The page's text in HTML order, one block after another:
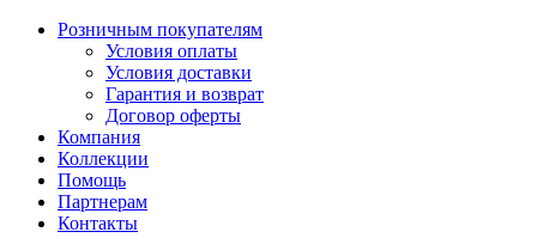
Розничным покупателям
Условия оплаты
Условия доставки
Гарантия и возврат
Договор оферты
Компания
Коллекции
Помощь
Партнерам
Контакты